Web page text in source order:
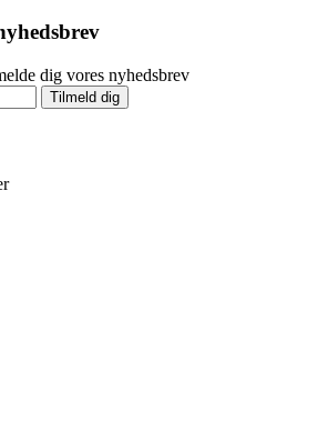
dig vores nyhedsbrev
Tilmeld dig